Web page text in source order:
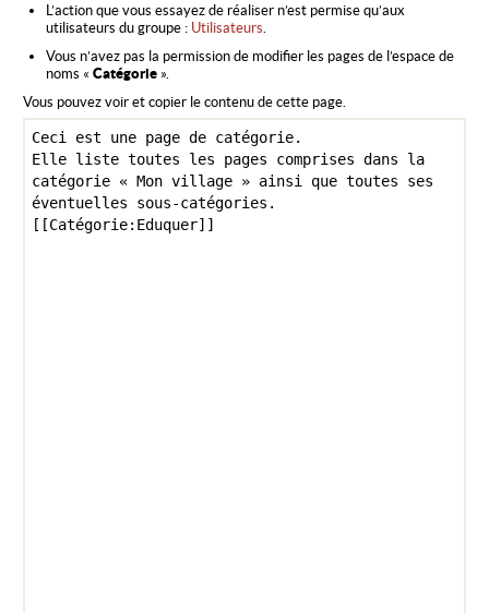
L’action que vous essayez de réaliser n’est permise qu’aux
utilisateurs du groupe : Utilisateurs
Vous n’avez pas la permission de modifier les pages de l’espace de
noms « Catégorie».
Vous pouvez voir et copier le contenu de cette page.